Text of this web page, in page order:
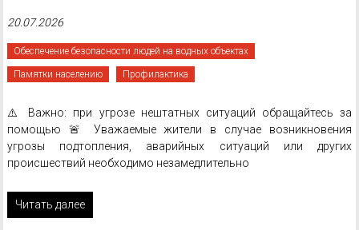
20.07.2026
Обеспечение безопасности людей на водных объектах
Памятки населению Профилактика
⚠️ Важно: при угрозе нештатных ситуаций обращайтесь за
помощью 🚨 Уважаемые жители в случае возникновения
угрозы подтопления, аварийных ситуаций или других
происшествий необходимо незамедлительно
Читать далее